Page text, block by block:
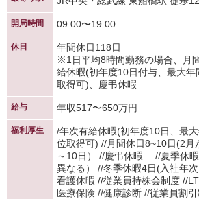
開局時間 09:00〜19:00
休日
年間休日118日
※1日平均8時間勤務の場合、月
給休暇(初年度10日付与、最大
取得可)、慶弔休暇
給与 年収517〜650万円
福利厚生
/年次有給休暇(初年度10日、最
位取得可) //月間休日8~10日(2月
～10日） //慶弔休暇 //夏季休暇
異なる） //冬季休暇4日(入社年
看護休暇 //従業員持株会制度 //
医療保険 //健康診断 //従業員割